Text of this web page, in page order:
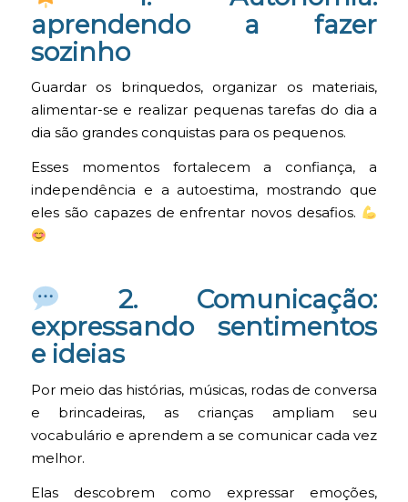
aprendendo a fazer
sozinho
Guardar os brinquedos, organizar os materiais,
alimentar-se e realizar pequenas tarefas do dia a
dia são grandes conquistas para os pequenos.
Esses momentos fortalecem a confiança, a
independência e a autoestima, mostrando que
eles são capazes de enfrentar novos desafios.
2. Comunicação:
expressando sentimentos
e ideias
Por meio das histórias, músicas, rodas de conversa
e brincadeiras, as crianças ampliam seu
vocabulário e aprendem a se comunicar cada vez
melhor.
Elas descobrem como expressar emoções,